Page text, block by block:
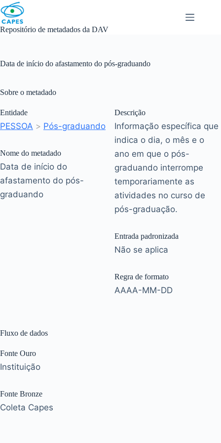
Skip
to
content
Repositório de metadados da DAV
Data de início do afastamento do pós-graduando
Sobre o metadado
Entidade
PESSOA > Pós-graduando
Nome do metadado
Data de início do
afastamento do pós-
graduando
Descrição
Informação específica que
indica o dia, o mês e o
ano em que o pós-
graduando interrompe
temporariamente as
atividades no curso de
pós-graduação.
Entrada padronizada
Não se aplica
Regra de formato
AAAA-MM-DD
Fluxo de dados
Fonte Ouro
Instituição
Fonte Bronze
Coleta Capes